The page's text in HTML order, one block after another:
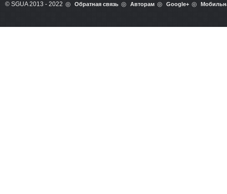
© SGUA 2013 - 2022 Обратная связь Авторам Google+